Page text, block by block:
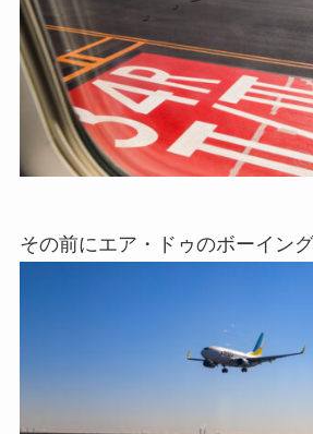
その前にエア・ドゥのボーイン